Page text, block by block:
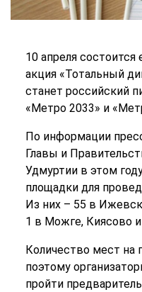
10 апреля
акция «Тотальный
станет российский
«Метро 2033» и
По информации
Главы и
Удмуртии в этом
площадки для
Из них – 55 в
1 в Можге, Киясово
Количество мест на
поэтому
пройти